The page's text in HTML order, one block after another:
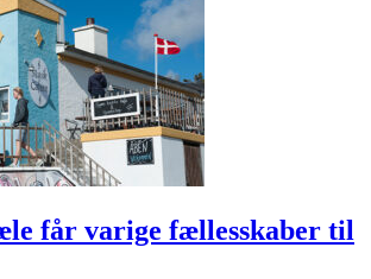
får varige fællesskaber til